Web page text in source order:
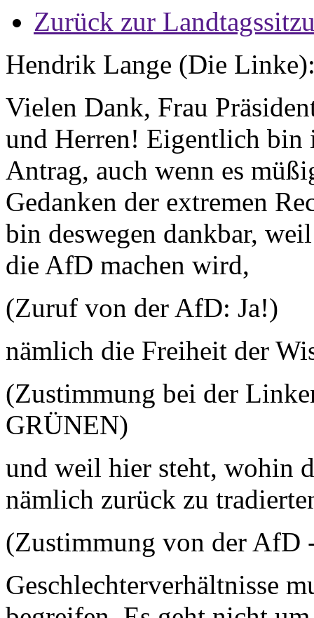
Zurück zur
Hendrik Lange (Die
Vielen Dank, Frau
und Herren! Eigentlich bin
Antrag, auch wenn es
Gedanken der extremen
bin deswegen dankbar,
die AfD machen wird,
(Zuruf von der AfD: Ja!)
nämlich die Freiheit der
(Zustimmung bei der
GRÜNEN)
und weil hier steht, wohin
nämlich zurück zu
(Zustimmung von der AfD
Geschlechterverhältnisse